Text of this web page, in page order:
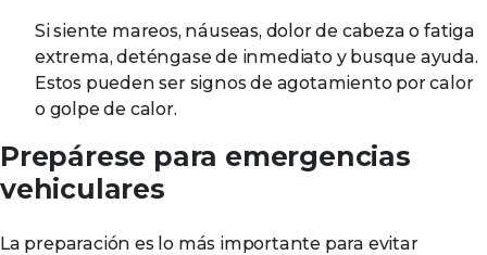
Si siente mareos, náuseas, dolor de cabeza o fatiga
extrema, deténgase de inmediato y busque ayuda.
Estos pueden ser signos de agotamiento por calor
o golpe de calor.
Prepárese para emergencias
vehiculares
La preparación es lo más importante para evitar